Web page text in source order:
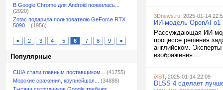
В Google Chrome для Android появилась...
(2920)
Zotac подарила пользователю GeForce RTX
5090...
(1956)
< 2 3 4 5 6 7 8 9 >
Популярные
США стали главным поставщиком...
(41755)
Морские сражения, крупнейшая...
(34888)
3Dnews.ru , 2025-01-14
ИИ-модель OpenAI o1
Рассуждающая ИИ-
процессе решения
английском.
изображения:...
iXBT, 2025-01-14 22:09
DLSS 4 сделает